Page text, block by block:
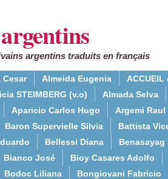
argentins traduits en français
Cesar Almeida Eugenia
ACCUEIL
STEIMBERG (v.o)
Almada Selva
Aparicio Carlos Hugo
Argemi Raul
Baron Supervielle Silvia
Battista
Bellessi Diana
Benasayag
Bianco José
Bioy Casares Adolfo
Bodoc Liliana
Bongiovani Fabricio